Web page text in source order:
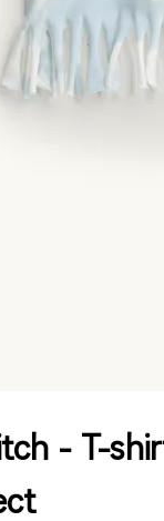
- T-